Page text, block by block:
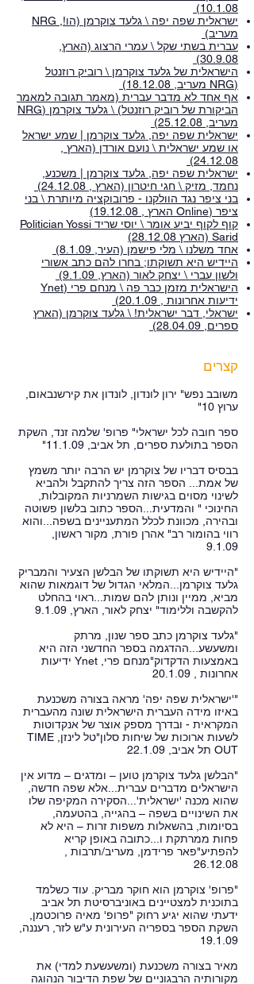
10.1.08)
ישראלית שפה יפה \ גלעד צוקרמן (הו!, NRG
מעריב)
עברית בשתי שקל \ עמרי הרצוג (הארץ,
30.9.08)
הישראלית של גלעד צוקרמן \ רוביק רוזנטל
(NRG מעריב, 18.12.08)
אף אחד לא מדבר עברית (מאמר תגובה למאמר
הביקורת של רוביק רוזנטל) \ גלעד צוקרמן (NRG
מעריב, 25.12.08)
ישראלית שפה יפה, גלעד צוקרמן | שמע ישראל
או שמע ישראלית \ נועם אורדן (הארץ ,
24.12.08)
ישראלית שפה יפה, גלעד צוקרמן | משכנע,
נחמד, מזיק \ חגי חיטרון (הארץ , 24.12.08)
בני ציפר נגד הוולקנו - פרובוקציה מיותרת \ בני
ציפר (Online הארץ , 19.12.08)
קוף לקוף יביע אומר \ יוסי שריד Politician Yossi
Sarid (הארץ 28.12.08)
אחד משלנו \ מלי פישמן (העיר, 8.1.09)
היידיש היא תשוקתו; בחרו להם כתב אשורי
ולשון עברי \ יצחק לאור (הארץ, 9.1.09)
הישראלית מזמן כבר פה \ מנחם פרי (Ynet
ידיעות אחרונות , 20.1.09)
ישראלי, דבר ישראלית! \ גלעד צוקרמן (הארץ
ספרים, 28.04.09)
קצרים
משובב נפש" ירון לונדון, לונדון את קירשנבאום,
ערוץ 10"
ספר חובה לכל ישראלי" פרופ' שלמה זנד, השקת
הספר בתולעת ספרים, תל אביב, 11.1.09"
בבסיס דבריו של צוקרמן יש הרבה יותר משמץ
של אמת... הספר הזה צריך להתקבל ולהביא
לשינוי מסוים בגישות השמרניות המקובלות,
החינוכי " והמדעית...הספר כתוב בלשון פשוטה
ובהירה, מכוונת לכלל המתעניינים בשפה...והוא
רווי בהומור רב" אהרן פורת, מקור ראשון,
9.1.09
"היידיש היא תשוקתו של הבלשן הצעיר והמבריק
גלעד צוקרמן...המלאי הגדול של דוגמאות שהוא
מביא, ממיין ונותן להם שמות...ראוי בהחלט
להקשבה וללימוד" יצחק לאור, הארץ, 9.1.09
"גלעד צוקרמן כתב ספר שנון, מרתק
ומשעשע...ההדגמה בספר החדשני הזה היא
באמצעות הדקדוק"מנחם פרי, Ynet ידיעות
אחרונות , 20.1.09
"'ישראלית שפה יפה' מראה בצורה משכנעת
באיזו מידה העברית הישראלית שונה מהעברית
המקראית - ובדרך מספק אוצר של אנקדוטות
לשעות ארוכות של שיחות סלון"טל לינזן, TIME
OUT תל אביב, 22.1.09
"הבלשן גלעד צוקרמן טוען – ומדגים – מדוע אין
הישראלים מדברים עברית...אלא שפה חדשה,
שהוא מכנה 'ישראלית'...הסקירה המקיפה שלו
את השינויים בשפה – בהגייה, בהטעמה,
בסיומות, בהשאלות משפות זרות – היא לא
פחות ממרתקת ו...כתובה באופן קריא
להפתיע"פאר פרידמן, מעריב/תרבות ,
26.12.08
"פרופ' צוקרמן הוא חוקר מבריק. עוד כשלמד
בתוכנית למצטיינים באוניברסיטת תל אביב
ידעתי שהוא יגיע רחוק "פרופ' מאיה פרוכטמן,
השקת הספר בספריה העירונית ע"ש לזר, רעננה,
19.1.09
מאיר בצורה משכנעת (ומשעשעת למדי) את
מקורותיה הרבגוניים של שפת הדיבור הנהוגה